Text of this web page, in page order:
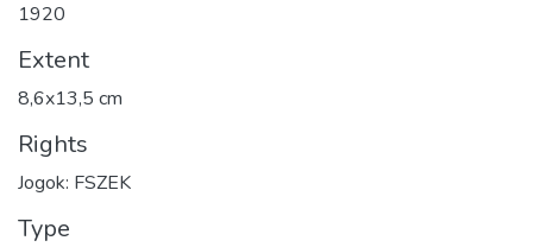
1920
Extent
8,6x13,5 cm
Rights
Jogok: FSZEK
Type